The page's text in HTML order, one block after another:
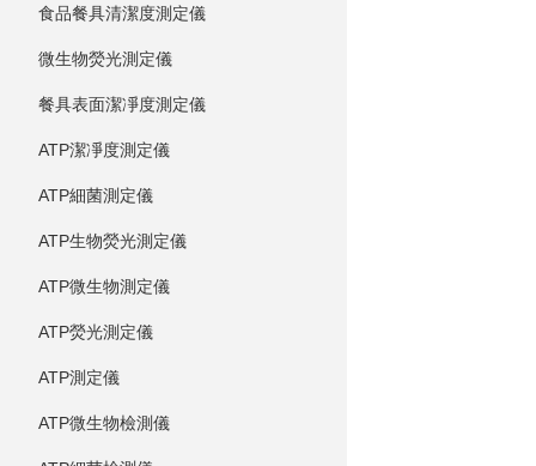
食品餐具清潔度測定儀
微生物熒光測定儀
餐具表面潔凈度測定儀
ATP潔凈度測定儀
ATP細菌測定儀
ATP生物熒光測定儀
ATP微生物測定儀
ATP熒光測定儀
ATP測定儀
ATP微生物檢測儀